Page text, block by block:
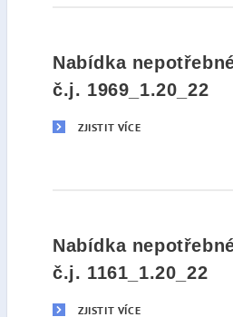
Nabídka
č.j. 1969_1.20_22
ZJISTIT VÍCE
Nabídka
č.j. 1161_1.20_22
ZJISTIT VÍCE